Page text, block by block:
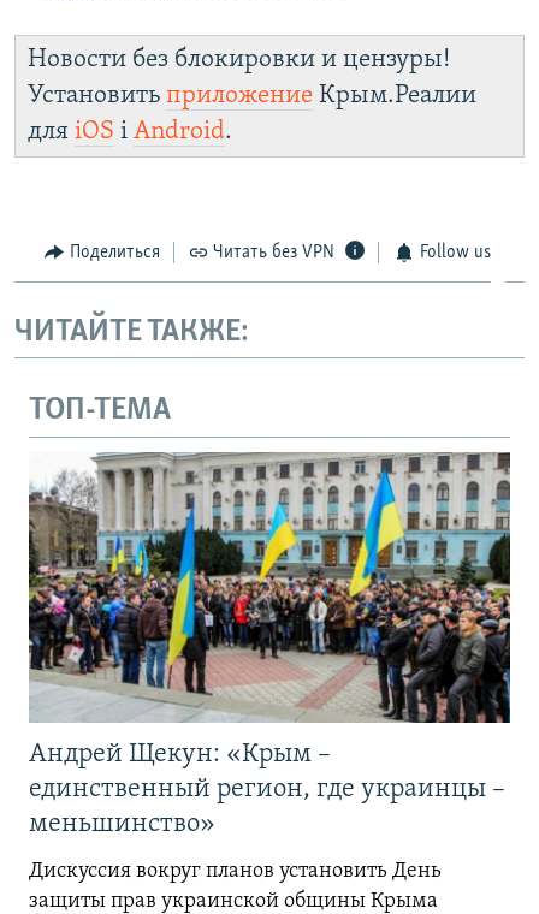
Новости без блокировки и цензуры!
Установить приложение Крым.Реалии
для iOS і Android.
Поделиться Читать без VPN Follow us
ЧИТАЙТЕ ТАКЖЕ:
ТОП-ТЕМА
Андрей Щекун: «Крым –
единственный регион, где украинцы –
меньшинство»
Дискуссия вокруг планов установить День
защиты прав украинской общины Крыма